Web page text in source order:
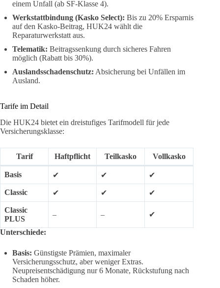
einem Unfall (ab SF-Klasse 4).
Werkstattbindung (Kasko Select): Bis zu 20% Ersparnis
auf den Kasko-Beitrag, HUK24 wählt die
Reparaturwerkstatt aus.
Telematik: Beitragssenkung durch sicheres Fahren
möglich (Rabatt bis 30%).
Auslandsschadenschutz: Absicherung bei Unfällen im
Ausland.
Tarife im Detail
Die HUK24 bietet ein dreistufiges Tarifmodell für jede
Versicherungsklasse:
Tarif Haftpflicht Teilkasko Vollkasko
Basis ✔ ✔ ✔
Classic ✔ ✔ ✔
Classic
PLUS
– – ✔
Unterschiede:
Basis: Günstigste Prämien, maximaler
Versicherungsschutz, aber weniger Extras.
Neupreisentschädigung nur 6 Monate, Rückstufung nach
Schaden höher.